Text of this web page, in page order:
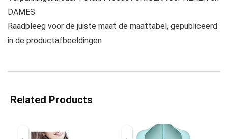
DAMES
Raadpleeg voor de juiste maat de maattabel, gepubliceerd
in de productafbeeldingen
Related Products